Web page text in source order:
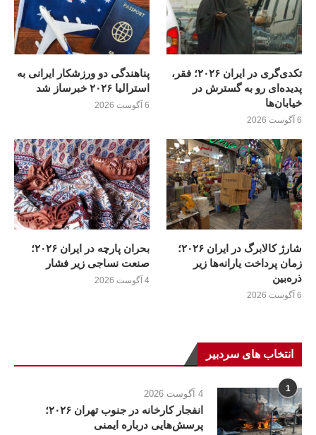
تکدی‌گری در ایران ۲۰۲۶؛ فقر،
پدیده‌ای رو به گسترش در
خیابان‌ها
6 آگوست 2026
پناهندگی دو ورزشکار ایرانی به
استرالیا ۲۰۲۶ خبرساز شد
6 آگوست 2026
شارژ کالابرگ در ایران ۲۰۲۶؛
زمان پرداخت یارانه‌ها زیر
ذره‌بین
6 آگوست 2026
بحران پارچه در ایران ۲۰۲۶؛
صنعت نساجی زیر فشار
4 آگوست 2026
انتخاب های سردبیر
1 4 آگوست 2026
انفجار کارخانه در جنوب تهران ۲۰۲۶؛
پرسش‌هایی درباره ایمنی